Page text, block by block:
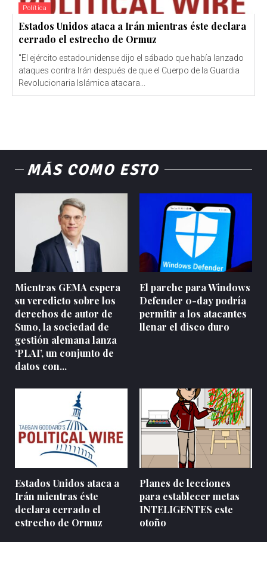
Política
Estados Unidos ataca a Irán mientras éste declara
cerrado el estrecho de Ormuz
"El ejército estadounidense dijo el sábado que había lanzado
ataques contra Irán después de que el Cuerpo de la Guardia
Revolucionaria Islámica atacara...
MÁS COMO ESTO
Mientras GEMA espera
su veredicto sobre los
derechos de autor de
Suno, la sociedad de
gestión alemana lanza
‘PLAI’, un conjunto de
datos con...
El parche para Windows
Defender 0-day podría
permitir a los atacantes
llenar el disco duro
Estados Unidos ataca a
Irán mientras éste
declara cerrado el
estrecho de Ormuz
Planes de lecciones
para establecer metas
INTELIGENTES este
otoño